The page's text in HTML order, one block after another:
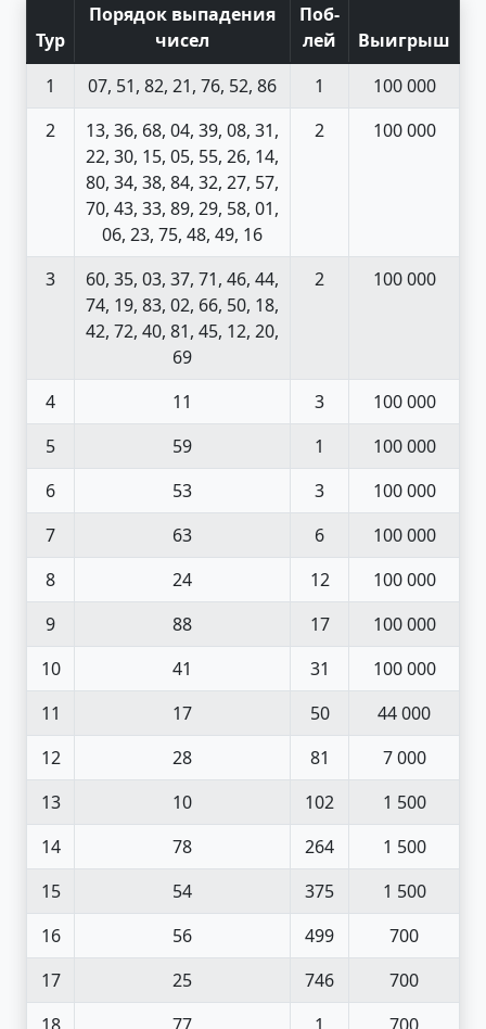
Тур
Порядок выпадения
чисел
Поб-
лей
Выигрыш
1
07, 51, 82, 21, 76, 52, 86 1
100 000
2
13, 36, 68, 04, 39, 08, 31,
22, 30, 15, 05, 55, 26, 14,
80, 34, 38, 84, 32, 27, 57,
70, 43, 33, 89, 29, 58, 01,
06, 23, 75, 48, 49, 16
2 100 000
3
60, 35, 03, 37, 71, 46, 44,
74, 19, 83, 02, 66, 50, 18,
42, 72, 40, 81, 45, 12, 20,
69
2 100 000
4 11 3
100 000
5
59 1
100 000
6
53 3
100 000
7
63 6
100 000
8
24 12
100 000
9
88 17
100 000
10
41 31
100 000
11
17 50
44 000
12
28 81
7 000
13
10 102
1 500
14
78 264
1 500
15
54 375
1 500
16
56 499
700
17
25 746
700